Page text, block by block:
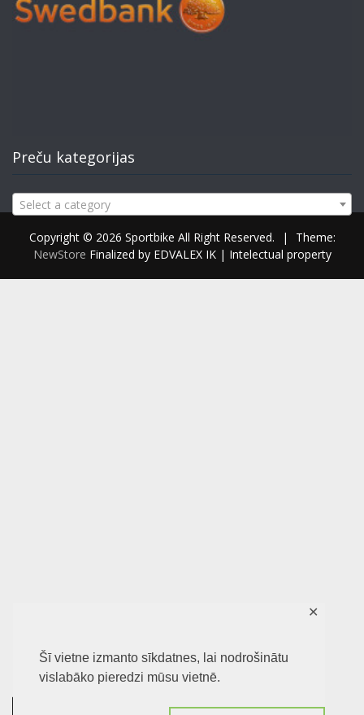
Šī vietne izmanto sīkdatnes, lai nodrošinātu
vislabāko pieredzi mūsu vietnē.
✕
Preču kategorijas
Select a category
Copyright © 2026 Sportbike All Right Reserved. |
Theme:
NewStore Finalized by EDVALEX IK | Intelectual property